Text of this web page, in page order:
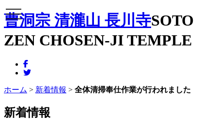
曹洞宗 清瀧山 長川寺SOTO
ZEN CHOSEN-JI TEMPLE
メニュー
ホーム > 新着情報 > 全体清掃奉仕作業が行われました
新着情報